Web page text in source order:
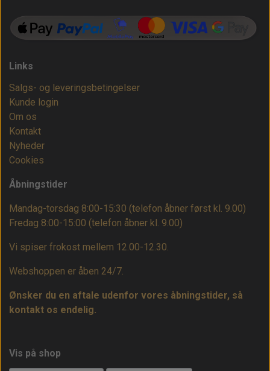
Links
Salgs- og leveringsbetingelser
Kunde login
Om os
Kontakt
Nyheder
Cookies
Åbningstider
Mandag-torsdag 8:00-15:30 (telefon åbner først kl. 9.00)
Fredag 8:00-15:00 (telefon åbner kl. 9.00)
Vi spiser frokost mellem 12.00-12.30.
Webshoppen er åben 24/7.
Ønsker du en aftale udenfor vores åbningstider, så
kontakt os endelig.
Vis på shop